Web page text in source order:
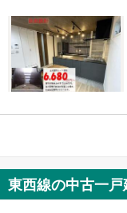
東西線の中古一